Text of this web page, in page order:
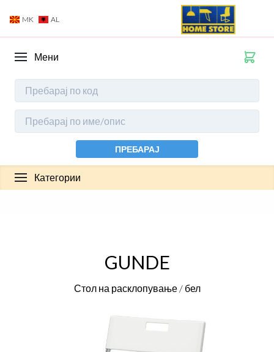
MK AL
Мени
ПРЕБАРАЈ
Категории
GUNDE
Стол на расклопување / бел